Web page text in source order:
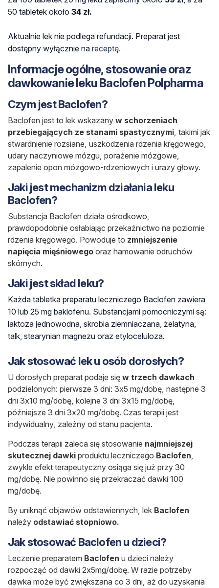
50 tabletek około 34 zł.
Aktualnie lek nie podlega refundacji. Preparat jest
dostępny wyłącznie na receptę.
Informacje ogólne, stosowanie oraz
dawkowanie leku Baclofen Polpharma
Czym jest Baclofen?
Baclofen jest to lek wskazany w schorzeniach
przebiegających ze stanami spastycznymi, takimi jak
stwardnienie rozsiane, uszkodzenia rdzenia kręgowego,
udary naczyniowe mózgu, porażenie mózgowe,
zapalenie opon mózgowo-rdzeniowych i urazy głowy.
Jaki jest mechanizm działania leku
Baclofen?
Substancja Baclofen działa ośrodkowo,
prawdopodobnie osłabiając przekaźnictwo na poziomie
rdzenia kręgowego. Powoduje to zmniejszenie
napięcia mięśniowego oraz hamowanie odruchów
skórnych.
Jaki jest skład leku?
Każda tabletka preparatu leczniczego Baclofen zawiera
10 lub 25 mg baklofenu. Substancjami pomocniczymi są:
laktoza jednowodna, skrobia ziemniaczana, żelatyna,
talk, stearynian magnezu oraz etyloceluloza.
Jak stosować lek u osób dorosłych?
U dorosłych preparat podaje się w trzech dawkach
podzielonych: pierwsze 3 dni: 3x5 mg/dobę, następne 3
dni 3x10 mg/dobę, kolejne 3 dni 3x15 mg/dobę,
późniejsze 3 dni 3x20 mg/dobę. Czas terapii jest
indywidualny, zależny od stanu pacjenta.
Podczas terapii zaleca się stosowanie najmniejszej
skutecznej dawki produktu leczniczego Baclofen,
zwykle efekt terapeutyczny osiąga się już przy 30
mg/dobę. Nie powinno się przekraczać dawki 100
mg/dobę.
By uniknąć objawów odstawiennych, lek Baclofen
należy odstawiać stopniowo.
Jak stosować Baclofen u dzieci?
Leczenie preparatem Baclofen u dzieci należy
rozpocząć od dawki 2x5mg/dobę. W razie potrzeby
dawka może być zwiększana co 3 dni, aż do uzyskania